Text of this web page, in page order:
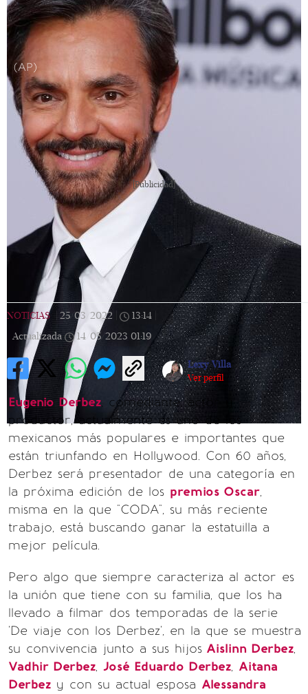
(AP)
[Publicidad]
NOTICIAS 25/03/2022 13:14
Actualizada
14/05/2023 01:19
Lexy Villa
Ver perfil
Eugenio Derbez, comediante, actor y
productor, actualmente es uno de los
mexicanos más populares e importantes que
están triunfando en Hollywood. Con 60 años,
Derbez será presentador de una categoría en
la próxima edición de los premios Oscar,
misma en la que "CODA", su más reciente
trabajo, está buscando ganar la estatuilla a
mejor película.
Pero algo que siempre caracteriza al actor es
la unión que tiene con su familia, que los ha
llevado a filmar dos temporadas de la serie
'De viaje con los Derbez', en la que se muestra
su convivencia junto a sus hijos Aislinn Derbez,
Vadhir Derbez, José Eduardo Derbez, Aitana
Derbez y con su actual esposa Alessandra